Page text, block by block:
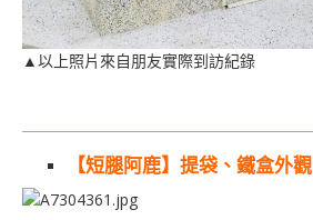
▲以上照片來自朋友實際到訪紀錄
【短腿阿鹿】提袋、鐵盒外觀